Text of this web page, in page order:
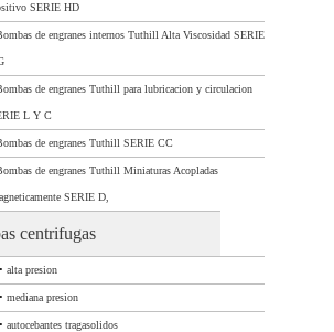
SERIE HD
de engranes internos Tuthill Alta Viscosidad SERIE
de engranes Tuthill para lubricacion y circulacion
L Y C
de engranes Tuthill SERIE CC
de engranes Tuthill Miniaturas Acopladas
SERIE D,
centrifugas
alta presion
mediana presion
autocebantes tragasolidos